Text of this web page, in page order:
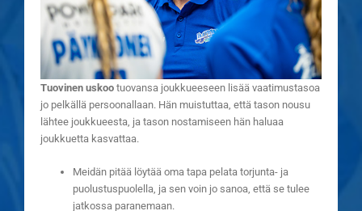
Tuovinen uskoo tuovansa joukkueeseen lisää vaatimustasoa
jo pelkällä persoonallaan. Hän muistuttaa, että tason nousu
lähtee joukkueesta, ja tason nostamiseen hän haluaa
joukkuetta kasvattaa.
Meidän pitää löytää oma tapa pelata torjunta- ja
puolustuspuolella, ja sen voin jo sanoa, että se tulee
jatkossa paranemaan.